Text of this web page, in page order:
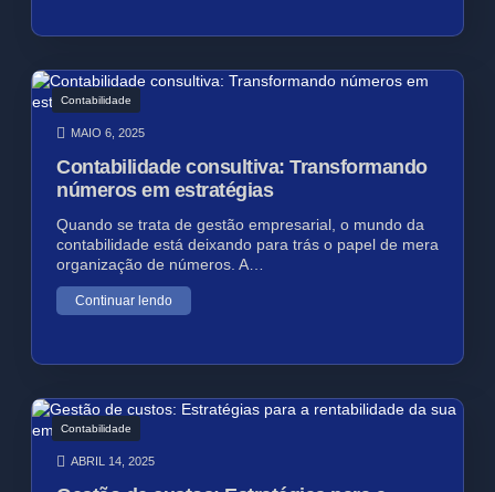
Contabilidade
MAIO 6, 2025
Contabilidade consultiva: Transformando
números em estratégias
Quando se trata de gestão empresarial, o mundo da
contabilidade está deixando para trás o papel de mera
organização de números. A…
Continuar lendo
Contabilidade
ABRIL 14, 2025